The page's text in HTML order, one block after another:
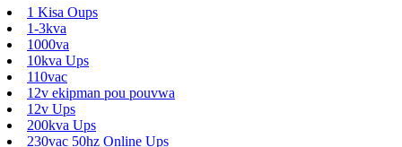
1 Kisa Oups
1-3kva
1000va
10kva Ups
110vac
12v ekipman pou pouvwa
12v Ups
200kva Ups
230vac 50hz Online Ups